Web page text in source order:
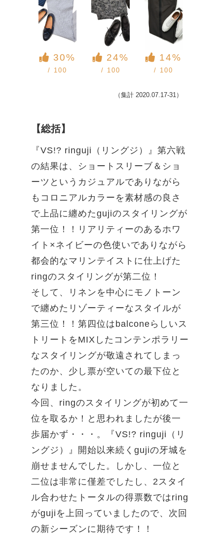
30%
/ 100
24%
/ 100
14%
/ 100
（集計 2020.07.17-31）
【総括】
『VS!? ringuji（リングジ）』第六戦
の結果は、ショートスリーブ＆ショ
ーツというカジュアルでありながら
もコロニアルカラーを素材感の良さ
で上品に纏めたgujiのスタイリングが
第一位！！リアリティーのあるホワ
イト×ネイビーの色使いでありながら
都会的なマリンテイストに仕上げた
ringのスタイリングが第二位！
そして、リネンを中心にモノトーン
で纏めたリゾーティーなスタイルが
第三位！！第四位はbalconeらしいス
トリートをMIXしたコンテンポラリー
なスタイリングが敬遠されてしまっ
たのか、少し票が空いての最下位と
なりました。
今回、ringのスタイリングが初めて一
位を取るか！と思われましたが後一
歩届かず・・・。『VS!? ringuji（リ
ングジ）』開始以来続くgujiの牙城を
崩せませんでした。しかし、一位と
二位は非常に僅差でしたし、2スタイ
ル合わせたトータルの得票数ではring
がgujiを上回っていましたので、次回
の新シーズンに期待です！！